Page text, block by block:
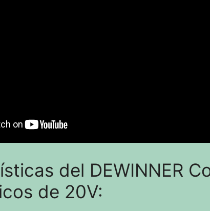
del DEWINNER
de 20V: